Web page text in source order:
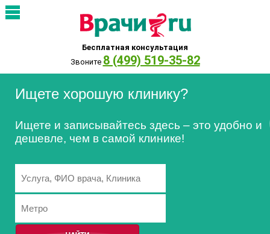
Бесплатная консультация
Звоните 8 (499) 519-35-82
Ищете хорошую клинику?
Ищете и записывайтесь здесь – это удобно и
дешевле, чем в самой клинике!